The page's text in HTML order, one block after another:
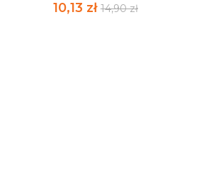
10,13 zł 14,90 zł